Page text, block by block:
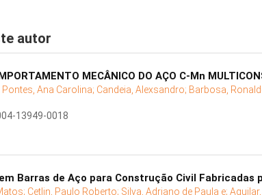
autor
MECÂNICO DO AÇO C-Mn
Pontes, Ana Carolina; Candeia, Alexsandro; Barbosa,
13949-0018
Barras de Aço para Construção Civil Fabricadas
Cetlin, Paulo Roberto; Silva, Adriano de Paula e;